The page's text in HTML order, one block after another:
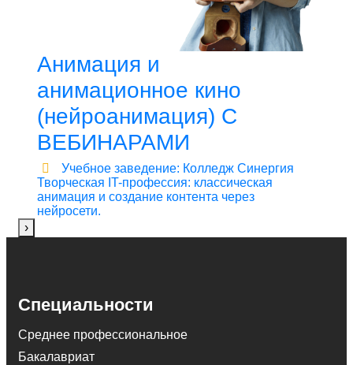
Анимация и
анимационное кино
(нейроанимация) С
ВЕБИНАРАМИ
Учебное заведение: Колледж Синергия
Творческая IT-профессия: классическая
анимация и создание контента через
нейросети.
›
Специальности
Среднее профессиональное
Бакалавриат